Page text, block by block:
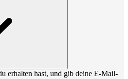
erhalten hast, und gib deine E-Mail-